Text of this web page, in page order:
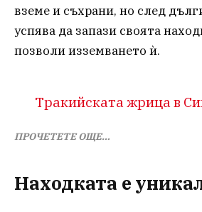
вземе и съхрани, но след
успява да запази своята
позволи изземването ѝ.
Тракийската жрица в
ПРОЧЕТЕТЕ ОЩЕ…
Находката е